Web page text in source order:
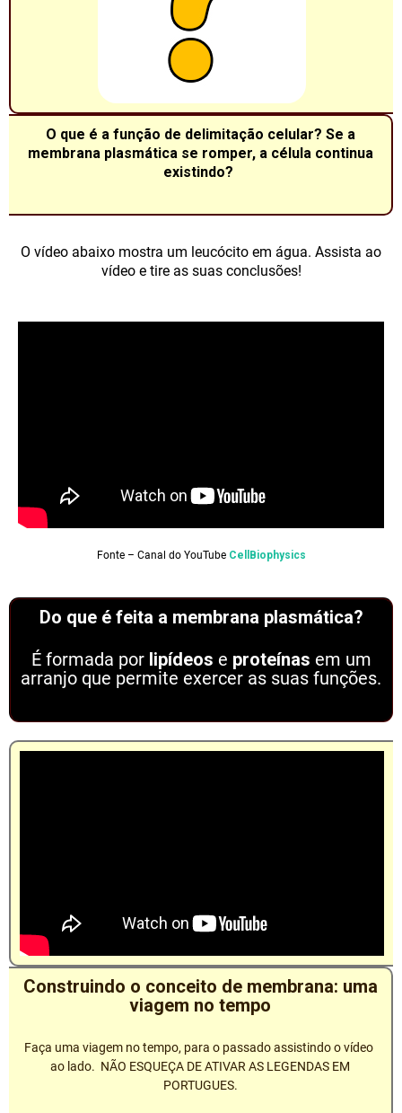
O que é a função de delimitação celular? Se a
membrana plasmática se romper, a célula continua
existindo?
O vídeo abaixo mostra um leucócito em água. Assista ao
vídeo e tire as suas conclusões!
Fonte – Canal do YouTube CellBiophysics
Do que é feita a membrana plasmática?
É formada por lipídeos e proteínas em um
arranjo que permite exercer as suas funções.
Construindo o conceito de membrana: uma
viagem no tempo
Faça uma viagem no tempo, para o passado assistindo o vídeo
ao lado. NÃO ESQUEÇA DE ATIVAR AS LEGENDAS EM
PORTUGUES.